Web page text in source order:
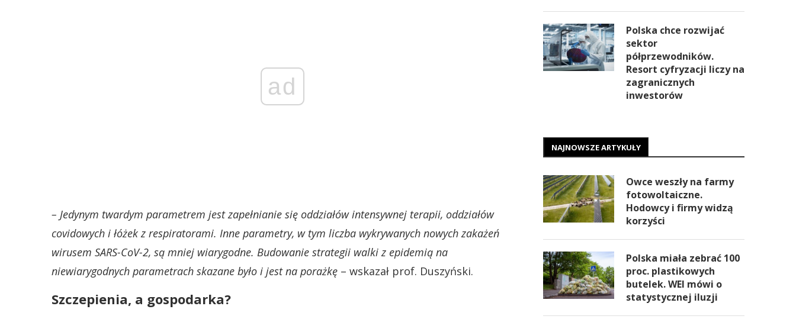
ad
– Jedynym twardym parametrem jest zapełnianie się oddziałów intensywnej terapii, oddziałów
covidowych i łóżek z respiratorami. Inne parametry, w tym liczba wykrywanych nowych zakażeń
wirusem SARS-CoV-2, są mniej wiarygodne. Budowanie strategii walki z epidemią na
niewiarygodnych parametrach skazane było i jest na porażkę – wskazał prof. Duszyński.
Szczepienia, a gospodarka?
Polska chce rozwijać
sektor
półprzewodników.
Resort cyfryzacji liczy na
zagranicznych
inwestorów
NAJNOWSZE ARTYKUŁY
Owce weszły na farmy
fotowoltaiczne.
Hodowcy i firmy widzą
korzyści
Polska miała zebrać 100
proc. plastikowych
butelek. WEI mówi o
statystycznej iluzji